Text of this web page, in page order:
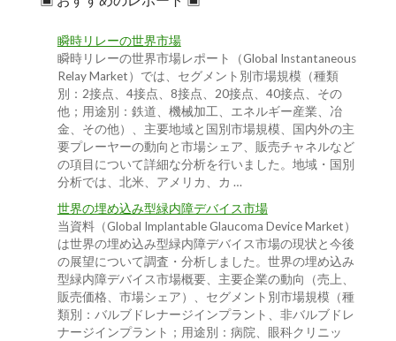
瞬時リレーの世界市場
瞬時リレーの世界市場レポート（Global Instantaneous
Relay Market）では、セグメント別市場規模（種類
別：2接点、4接点、8接点、20接点、40接点、その
他；用途別：鉄道、機械加工、エネルギー産業、冶
金、その他）、主要地域と国別市場規模、国内外の主
要プレーヤーの動向と市場シェア、販売チャネルなど
の項目について詳細な分析を行いました。地域・国別
分析では、北米、アメリカ、カ …
世界の埋め込み型緑内障デバイス市場
当資料（Global Implantable Glaucoma Device Market）
は世界の埋め込み型緑内障デバイス市場の現状と今後
の展望について調査・分析しました。世界の埋め込み
型緑内障デバイス市場概要、主要企業の動向（売上、
販売価格、市場シェア）、セグメント別市場規模（種
類別：バルブドレナージインプラント、非バルブドレ
ナージインプラント；用途別：病院、眼科クリニッ